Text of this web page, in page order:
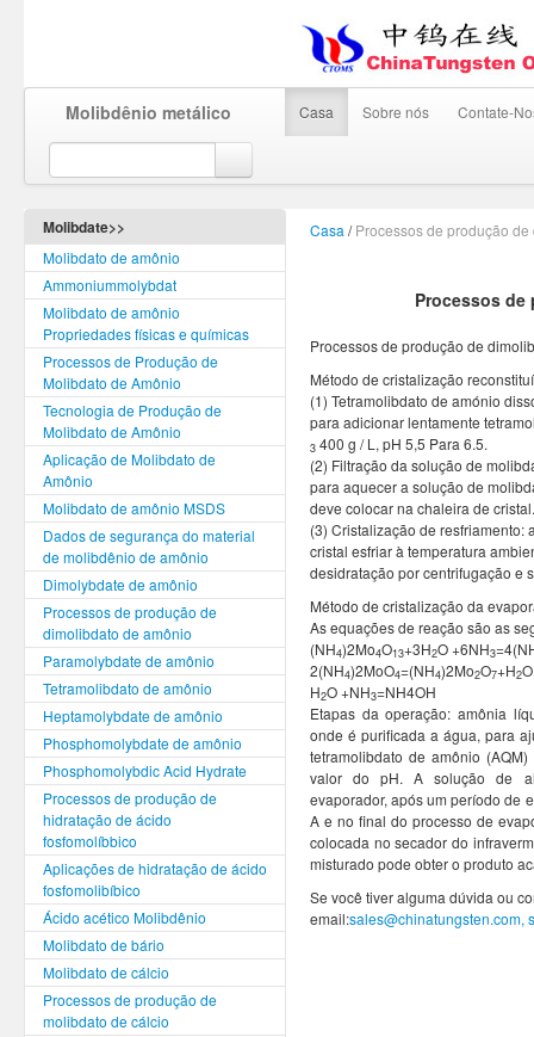
Molibdênio metálico Casa Sobre nós Contate-
Molibdate>>
Molibdato de amônio
Ammoniummolybdat
Molibdato de amônio
Propriedades físicas e químicas
Processos de Produção de
Molibdato de Amônio
Tecnologia de Produção de
Molibdato de Amônio
Aplicação de Molibdato de
Amônio
Molibdato de amônio MSDS
Dados de segurança do material
de molibdênio de amônio
Dimolybdate de amônio
Processos de produção de
dimolibdato de amônio
Paramolybdate de amônio
Tetramolibdato de amônio
Heptamolybdate de amônio
Phosphomolybdate de amônio
Phosphomolybdic Acid Hydrate
Processos de produção de
hidratação de ácido
fosfomolíbbico
Aplicações de hidratação de ácido
fosfomolibíbico
Ácido acético Molibdênio
Molibdato de bário
Molibdato de cálcio
Processos de produção de
molibdato de cálcio
Casa / Processos de produção
Processos
Processos de produção de
Método de cristalização
(1) Tetramolibdato de amónio
para adicionar lentamente
3 400 g / L, pH 5,5 Para 6.5.
(2) Filtração da solução de
para aquecer a solução de
deve colocar na chaleira de cristal.
(3) Cristalização de resfriamento:
cristal esfriar à temperatura
desidratação por centrifugação e
Método de cristalização da
As equações de reação são as
(NH4)2Mo4O13+3H2O +6NH3
2(NH4)2MoO4=(NH4)2Mo2O7+H2
H2O +NH3=NH4OH
Etapas da operação: amônia
onde é purificada a água, para
tetramolibdato de amônio
valor do pH. A solução de
evaporador, após um período de
A e no final do processo de
colocada no secador do
misturado pode obter o produto
Se você tiver alguma dúvida ou
email:sales@chinatungsten.com,